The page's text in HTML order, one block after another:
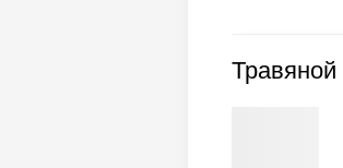
Травяной